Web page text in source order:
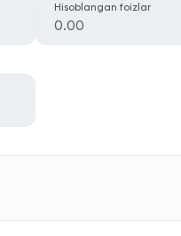
Hisoblangan foizlar
0.00